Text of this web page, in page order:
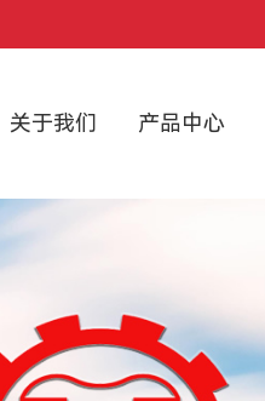
关于我们 产品中心